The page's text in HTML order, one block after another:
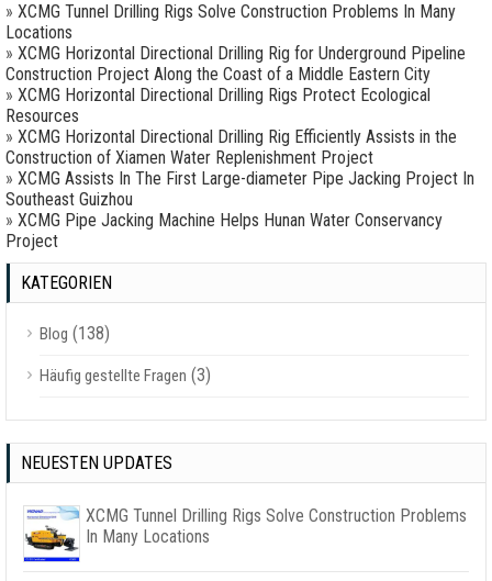
» XCMG Tunnel Drilling Rigs Solve Construction Problems In Many
Locations
» XCMG Horizontal Directional Drilling Rig for Underground Pipeline
Construction Project Along the Coast of a Middle Eastern City
» XCMG Horizontal Directional Drilling Rigs Protect Ecological
Resources
» XCMG Horizontal Directional Drilling Rig Efficiently Assists in the
Construction of Xiamen Water Replenishment Project
» XCMG Assists In The First Large-diameter Pipe Jacking Project In
Southeast Guizhou
» XCMG Pipe Jacking Machine Helps Hunan Water Conservancy
Project
KATEGORIEN
Blog (138)
Häufig gestellte Fragen (3)
NEUESTEN UPDATES
XCMG Tunnel Drilling Rigs Solve Construction Problems
In Many Locations